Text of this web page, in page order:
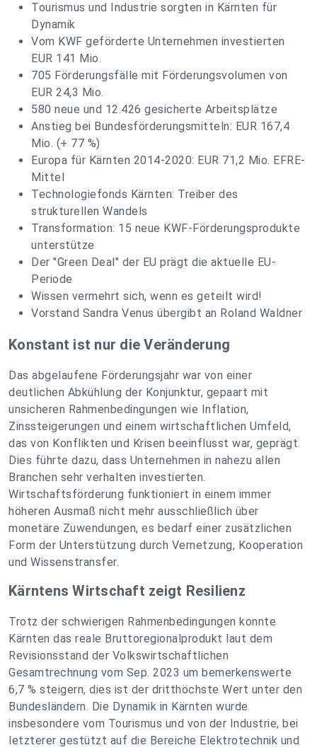
Tourismus und Industrie sorgten in Kärnten für
Dynamik
Vom KWF geförderte Unternehmen investierten
EUR 141 Mio.
705 Förderungsfälle mit Förderungsvolumen von
EUR 24,3 Mio.
580 neue und 12.426 gesicherte Arbeitsplätze
Anstieg bei Bundesförderungsmitteln: EUR 167,4
Mio. (+ 77 %)
Europa für Kärnten 2014-2020: EUR 71,2 Mio. EFRE-
Mittel
Technologiefonds Kärnten: Treiber des
strukturellen Wandels
Transformation: 15 neue KWF-Förderungsprodukte
unterstütze
Der "Green Deal" der EU prägt die aktuelle EU-
Periode
Wissen vermehrt sich, wenn es geteilt wird!
Vorstand Sandra Venus übergibt an Roland Waldner
Konstant ist nur die Veränderung
Das abgelaufene Förderungsjahr war von einer
deutlichen Abkühlung der Konjunktur, gepaart mit
unsicheren Rahmenbedingungen wie Inflation,
Zinssteigerungen und einem wirtschaftlichen Umfeld,
das von Konflikten und Krisen beeinflusst war, geprägt.
Dies führte dazu, dass Unternehmen in nahezu allen
Branchen sehr verhalten investierten.
Wirtschaftsförderung funktioniert in einem immer
höheren Ausmaß nicht mehr ausschließlich über
monetäre Zuwendungen, es bedarf einer zusätzlichen
Form der Unterstützung durch Vernetzung, Kooperation
und Wissenstransfer.
Kärntens Wirtschaft zeigt Resilienz
Trotz der schwierigen Rahmenbedingungen konnte
Kärnten das reale Bruttoregionalprodukt laut dem
Revisionsstand der Volkswirtschaftlichen
Gesamtrechnung vom Sep. 2023 um bemerkenswerte
6,7 % steigern, dies ist der dritthöchste Wert unter den
Bundesländern. Die Dynamik in Kärnten wurde
insbesondere vom Tourismus und von der Industrie, bei
letzterer gestützt auf die Bereiche Elektrotechnik und